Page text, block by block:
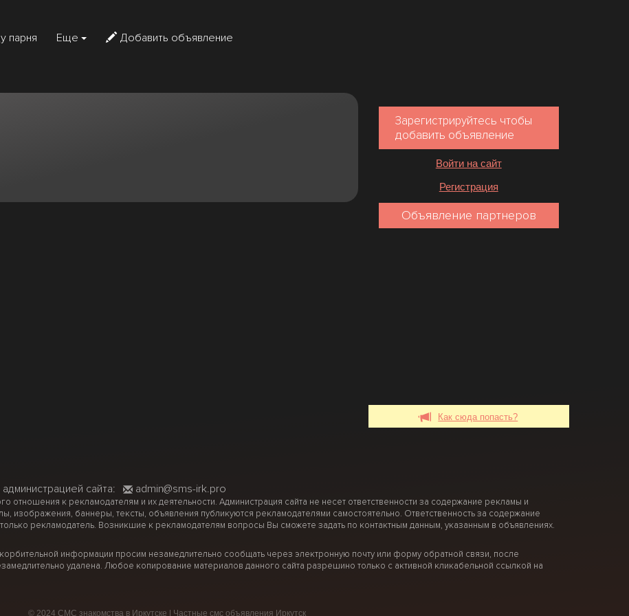
парня Еще Добавить объявление
Зарегистрируйтесь чтобы
добавить объявление
Войти на сайт
Регистрация
Объявление партнеров
Как сюда попасть?
сайта: admin@sms-irk.pro
отношения к рекламодателям и их деятельности. Администрация сайта не несет ответственности за содержание рекламы и
изображения, баннеры, тексты, объявления публикуются рекламодателями самостоятельно. Ответственность за содержание
рекламодатель. Возникшие к рекламодателям вопросы Вы сможете задать по контактным данным, указанным в объявлениях.
информации просим незамедлительно сообщать через электронную почту или форму обратной связи, после
удалена. Любое копирование материалов данного сайта разрешино только с активной кликабельной ссылкой на
© 2024 СМС знакомства в Иркутске | Частные смс объявления Иркутск